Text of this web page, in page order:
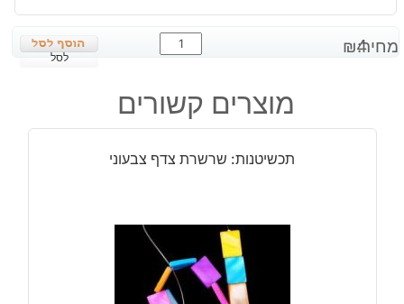
מחיר:₪4
כמות
של
תליון
מלאך
לסל
מוצרים קשורים
תכשיטנות: שרשרת צדף צבעוני